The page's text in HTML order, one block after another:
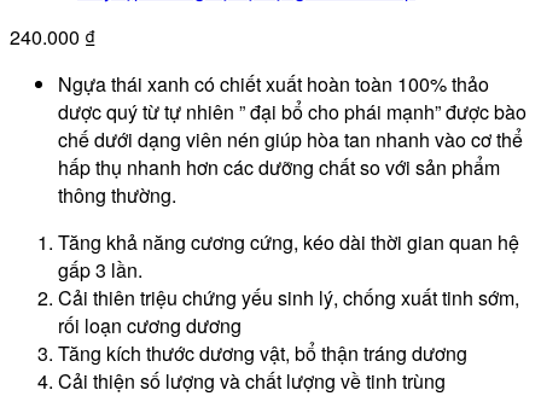
240.000 ₫
Ngựa thái xanh có chiết xuất hoàn toàn 100% thảo
dược quý từ tự nhiên ” đại bổ cho phái mạnh” được bào
chế dưới dạng viên nén giúp hòa tan nhanh vào cơ thể
hấp thụ nhanh hơn các dưỡng chất so với sản phẩm
thông thường.
Tăng khả năng cương cứng, kéo dài thời gian quan hệ
gấp 3 lần.
Cải thiên triệu chứng yếu sinh lý, chống xuất tinh sớm,
rối loạn cương dương
Tăng kích thước dương vật, bổ thận tráng dương
Cải thiện số lượng và chất lượng về tinh trùng